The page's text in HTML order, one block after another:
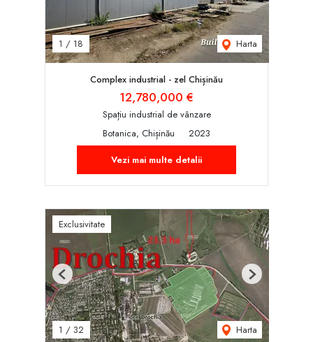
1 / 18 Harta
Complex industrial - zel Chișinău
12,780,000 €
Spațiu industrial de vânzare
Botanica, Chișinău
2023
Vezi mai multe detalii
Exclusivitate
1 / 32 Harta
Previous Next